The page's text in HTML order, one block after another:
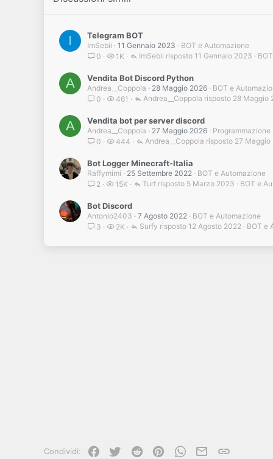
I Telegram BOT
ImSebii 11 Gennaio 2023
BOT e Automazione
0
1K 11 Gennaio 2023
ImSebii
A Vendita Bot Discord Python
Andrea__Coppola 28 Maggio 2026
BOT e
0
461 28 Maggio
Andrea__Coppola
A Vendita bot per server discord
Andrea__Coppola 27 Maggio 2026
Programmazione
0
444 27 Maggio
Andrea__Coppola
Bot Logger Minecraft-Italia
Raffymimi 25 Settembre 2022
BOT e Automazione
2
15K BOT e
5 Marzo 2023
Turf
Bot Discord
Antonio2403 7 Agosto 2022
BOT e Automazione
3
2K BOT e
12 Agosto 2022
Surfy
Condividi: Facebook
Twitter Reddit PinterestWhatsApp
e-mailLink